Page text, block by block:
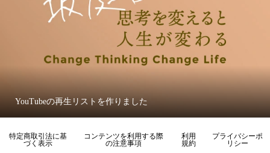
YouTubeの再生リストを作りました
特定商取引法に基
づく表示
コンテンツを利用する際
の注意事項
利用
規約
プライバシーポ
リシー